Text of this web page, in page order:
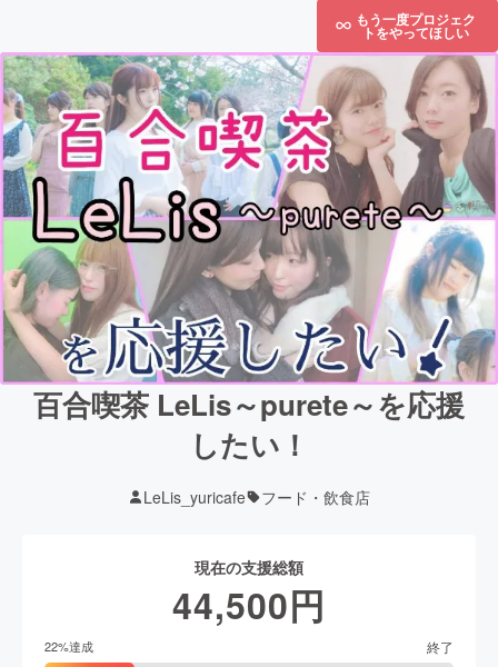
もう一度プロジェク
トをやってほしい
百合喫茶 LeLis～purete～を応援
したい！
LeLis_yuricafe フード・飲食店
現在の支援総額
44,500円
22%達成 終了